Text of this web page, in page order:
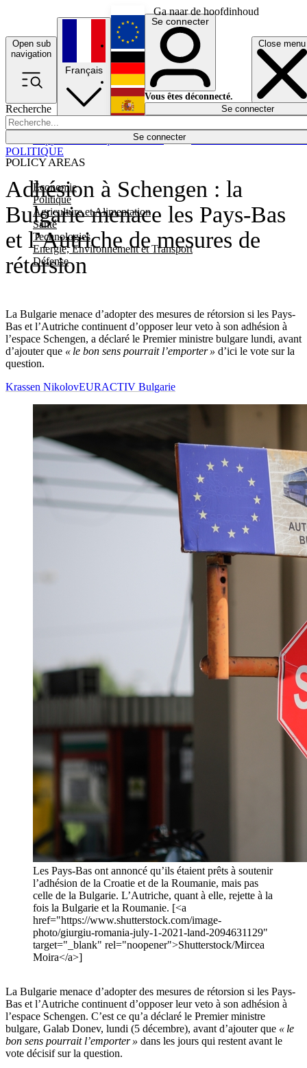
Ga naar de hoofdinhoud
Open sub
navigation
Close menu
Recherche
Se connecter
POLICY AREAS
Economie
Politique
Agriculture et Alimentation
Santé
Technologies
Energie, Environnement et Transport
Défense
Économie
Français
English
Deutsch
Español
Se connecter
Vous êtes déconnecté.
Se connecter
Adhésion à Schengen : la
Bulgarie menace les Pays-Bas
et l’Autriche de mesures de
rétorsion
La Bulgarie menace d’adopter des mesures de rétorsion si les Pays-
Bas et l’Autriche continuent d’opposer leur veto à son adhésion à
l’espace Schengen, a déclaré le Premier ministre bulgare lundi, avant
d’ajouter que « le bon sens pourrait l’emporter » d’ici le vote sur la
question.
POLITIQUE
Krassen NikolovEURACTIV Bulgarie
Les Pays-Bas ont annoncé qu’ils étaient prêts à soutenir
l’adhésion de la Croatie et de la Roumanie, mais pas
celle de la Bulgarie. L’Autriche, quant à elle, rejette à la
fois la Bulgarie et la Roumanie. [<a
href="https://www.shutterstock.com/image-
photo/giurgiu-romania-july-1-2021-land-2094631129"
target="_blank" rel="noopener">Shutterstock/Mircea
Moira</a>]
La Bulgarie menace d’adopter des mesures de rétorsion si les Pays-
Bas et l’Autriche continuent d’opposer leur veto à son adhésion à
l’espace Schengen. C’est ce qu’a déclaré le Premier ministre
bulgare, Galab Donev, lundi (5 décembre), avant d’ajouter que « le
bon sens pourrait l’emporter » dans les jours qui restent avant le
vote décisif sur la question.